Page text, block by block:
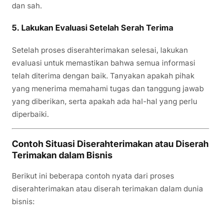
dan sah.
5. Lakukan Evaluasi Setelah Serah Terima
Setelah proses diserahterimakan selesai, lakukan
evaluasi untuk memastikan bahwa semua informasi
telah diterima dengan baik. Tanyakan apakah pihak
yang menerima memahami tugas dan tanggung jawab
yang diberikan, serta apakah ada hal-hal yang perlu
diperbaiki.
Contoh Situasi Diserahterimakan atau Diserah
Terimakan dalam Bisnis
Berikut ini beberapa contoh nyata dari proses
diserahterimakan atau diserah terimakan dalam dunia
bisnis: